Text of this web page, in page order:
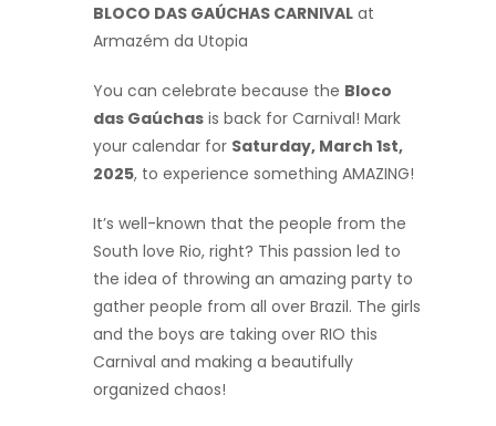
BLOCO DAS GAÚCHAS CARNIVAL at
Armazém da Utopia
You can celebrate because the Bloco
das Gaúchas is back for Carnival! Mark
your calendar for Saturday, March 1st,
2025, to experience something AMAZING!
It’s well-known that the people from the
South love Rio, right? This passion led to
the idea of throwing an amazing party to
gather people from all over Brazil. The girls
and the boys are taking over RIO this
Carnival and making a beautifully
organized chaos!